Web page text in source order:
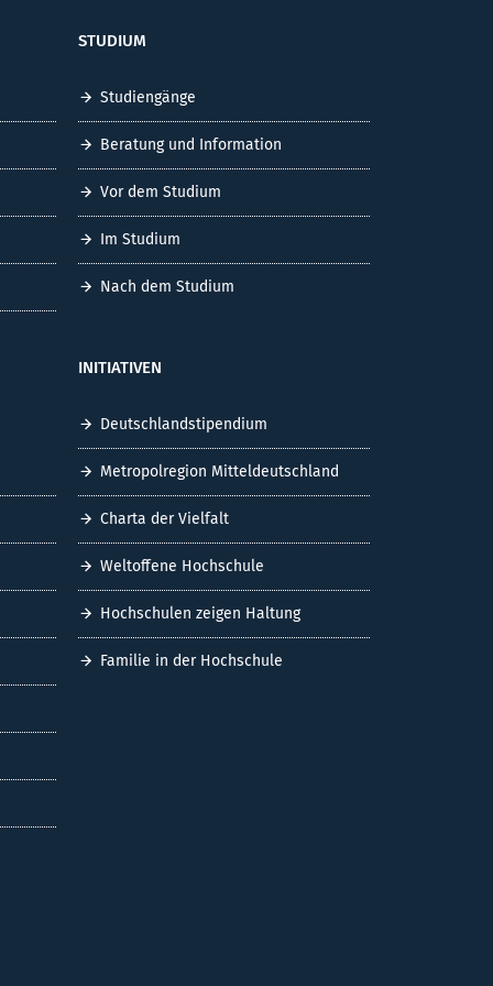
STUDIUM
Studiengänge
Beratung und Information
Vor dem Studium
Im Studium
Nach dem Studium
INITIATIVEN
Deutschlandstipendium
Metropolregion Mitteldeutschland
Charta der Vielfalt
Weltoffene Hochschule
Hochschulen zeigen Haltung
Familie in der Hochschule